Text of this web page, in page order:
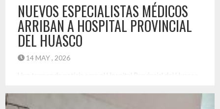
NUEVOS ESPECIALISTAS MÉDICOS
ARRIBAN A HOSPITAL PROVINCIAL
DEL HUASCO
14 MAY , 2026
Una tremenda noticia para el Hospital Provincial del Huasco
nuevos especialistas al recinto médico, que permitirá
fortalecer la atención de los vecinos de la provincia. “Son 5